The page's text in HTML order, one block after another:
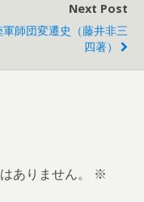
Next Post
師団変遷史（藤井非三
四著）
ありません。
※